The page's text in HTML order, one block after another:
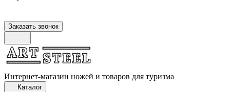
Заказать звонок
Интернет-магазин ножей и товаров для туризма
Каталог